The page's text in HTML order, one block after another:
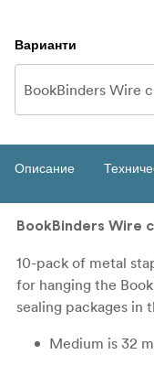
Варианти
Описание
BookBinders Wire
10-pack of metal
for hanging the
sealing packages in
Medium is 32